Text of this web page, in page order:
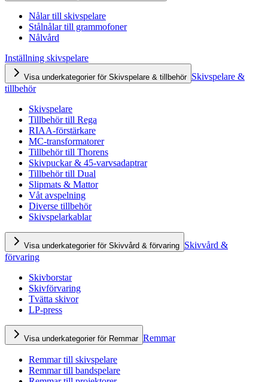
Nålar till skivspelare
Stålnålar till grammofoner
Nålvård
Inställning skivspelare
Visa underkategorier för Skivspelare & tillbehör Skivspelare &
tillbehör
Skivspelare
Tillbehör till Rega
RIAA-förstärkare
MC-transformatorer
Tillbehör till Thorens
Skivpuckar & 45-varvsadaptrar
Tillbehör till Dual
Slipmats & Mattor
Våt avspelning
Diverse tillbehör
Skivspelarkablar
Visa underkategorier för Skivvård & förvaring Skivvård &
förvaring
Skivborstar
Skivförvaring
Tvätta skivor
LP-press
Visa underkategorier för Remmar Remmar
Remmar till skivspelare
Remmar till bandspelare